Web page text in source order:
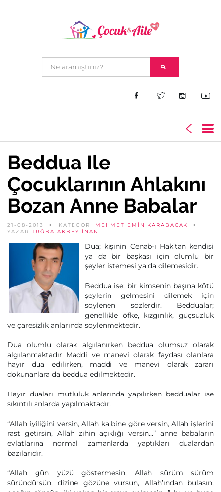
Beddua Ile
Çocuklarının Ahlakını
Bozan Anne Babalar
21-08-2013 KATEGORİ MEHMET EMIN KARABACAK
YAZAR TUĞBA AKBEY İNAN
Dua; kişinin Cenab-ı Hak’tan kendisi
ya da bir başkası için olumlu bir
şeyler istemesi ya da dilemesidir.
Beddua ise; bir kimsenin başına kötü
şeylerin gelmesini dilemek için
söylenen sözlerdir. Beddualar;
genellikle öfke, kızgınlık, güçsüzlük
ve çaresizlik anlarında söylenmektedir.
Dua olumlu olarak algılanırken beddua olumsuz olarak
algılanmaktadır Maddi ve manevi olarak faydası olanlara
hayır dua edilirken, maddi ve manevi olarak zararı
dokunanlara da beddua edilmektedir.
Hayır duaları mutluluk anlarında yapılırken beddualar ise
sıkıntılı anlarda yapılmaktadır.
“Allah iyiliğini versin, Allah kalbine göre versin, Allah işlerini
rast getirsin, Allah zihin açıklığı versin…” anne babaların
evlatlarına normal zamanlarda yaptıkları dualardan
bazılarıdır.
“Allah gün yüzü göstermesin, Allah sürüm sürüm
süründürsün, dizine gözüne vursun, Allah’ından bulasın,